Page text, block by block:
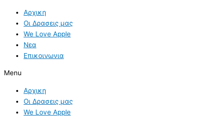
content
Αρχικη
Οι Δρασεις μας
We Love Apple
Νεα
Επικοινωνια
Menu
Αρχικη
Οι Δρασεις μας
We Love Apple